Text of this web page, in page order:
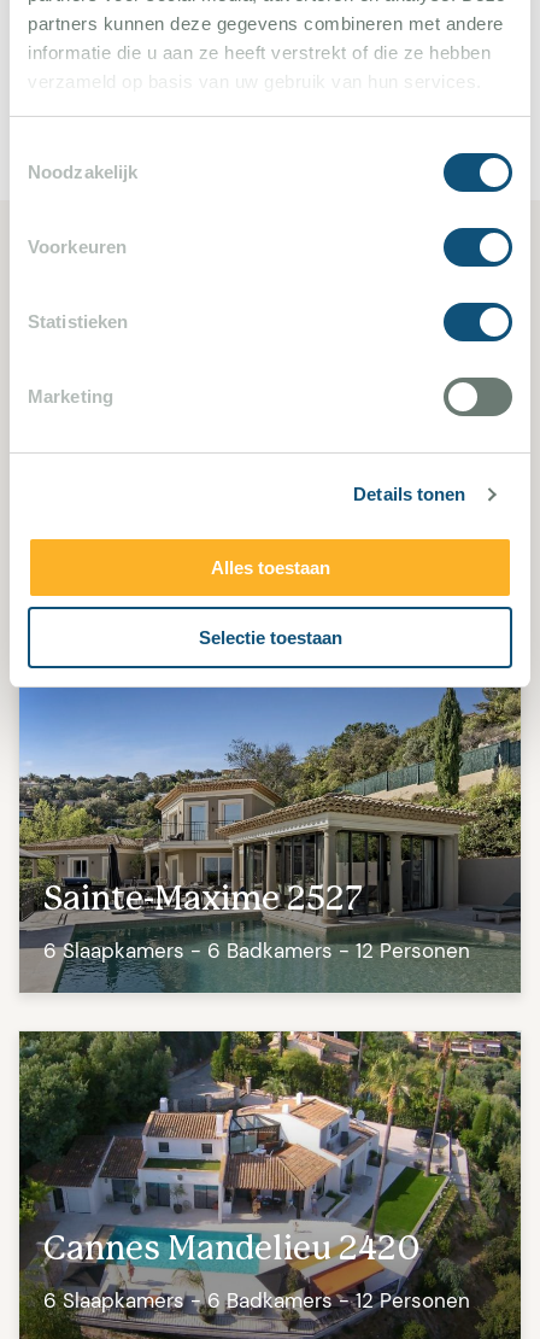
partners kunnen deze gegevens combineren met andere
informatie die u aan ze heeft verstrekt of die ze hebben
verzameld op basis van uw gebruik van hun services.
Noodzakelijk
Voorkeuren
Statistieken
Marketing
Details tonen
Alles toestaan
Selectie toestaan
Sainte-Maxime 2365
6 Slaapkamers - 4 Badkamers - 12 Personen
Sainte-Maxime 2527
6 Slaapkamers - 6 Badkamers - 12 Personen
Cannes Mandelieu 2420
6 Slaapkamers - 6 Badkamers - 12 Personen